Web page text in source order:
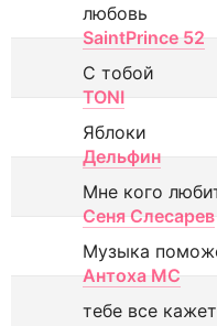
любовь
SaintPrince 52
С тобой
TONI
Яблоки
Дельфин
Мне кого
Сеня Слесарев
Музыка
Антоха МС
тебе все